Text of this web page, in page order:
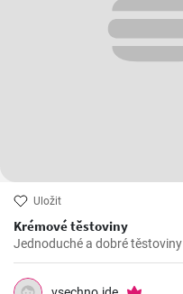
Uložit
Krémové těstoviny
Jednoduché a dobré těstoviny